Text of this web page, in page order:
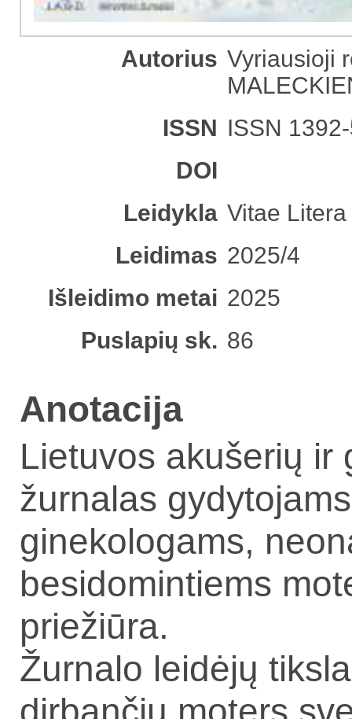
Autorius Vyriausioji
ISSN ISSN
DOI
Leidykla Vitae
Leidimas 2025/4
Išleidimo metai 2025
Puslapių sk. 86
Anotacija
Lietuvos akušerių ir
žurnalas
ginekologams,
besidomintiems
priežiūra.
Žurnalo leidėjų